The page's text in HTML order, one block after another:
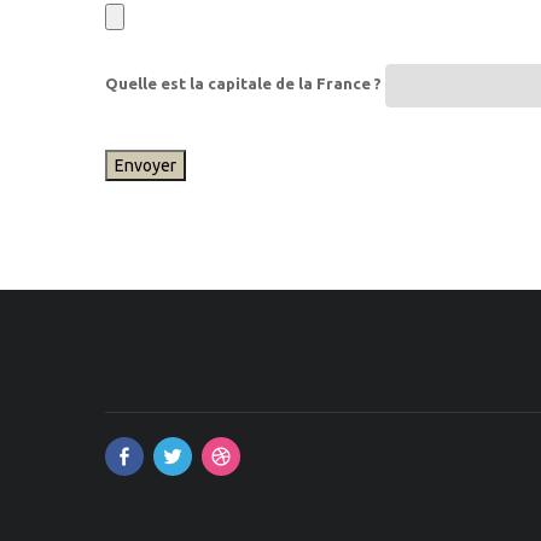
Quelle est la capitale de la France ?